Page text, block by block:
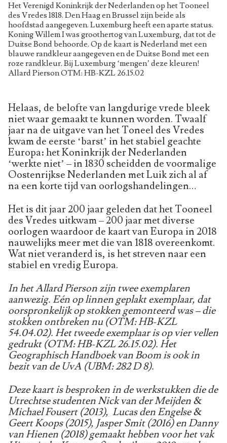
Het Verenigd Koninkrijk der Nederlanden op het Tooneel
des Vredes 1818. Den Haag en Brussel zijn beide als
hoofdstad aangegeven. Luxemburg heeft een aparte status.
Koning Willem I was groothertog van Luxemburg, dat tot de
Duitse Bond behoorde. Op de kaart is Nederland met een
blauwe randkleur aangegeven en de Duitse Bond met een
roze randkleur. Bij Luxemburg ‘mengen’ deze kleuren!
Allard Pierson OTM: HB-KZL 26.15.02
Helaas, de belofte van langdurige vrede bleek
niet waar gemaakt te kunnen worden. Twaalf
jaar na de uitgave van het Toneel des Vredes
kwam de eerste ‘barst’ in het stabiel geachte
Europa: het Koninkrijk der Nederlanden
‘werkte niet’ – in 1830 scheidden de voormalige
Oostenrijkse Nederlanden met Luik zich al af
na een korte tijd van oorlogshandelingen…
Het is dit jaar 200 jaar geleden dat het Tooneel
des Vredes uitkwam – 200 jaar met diverse
oorlogen waardoor de kaart van Europa in 2018
nauwelijks meer met die van 1818 overeenkomt.
Wat niet veranderd is, is het streven naar een
stabiel en vredig Europa.
In het Allard Pierson zijn twee exemplaren
aanwezig. Eén op linnen geplakt exemplaar, dat
oorspronkelijk op stokken gemonteerd was – die
stokken ontbreken nu (OTM: HB-KZL
54.04.02). Het tweede exemplaar is op vier vellen
gedrukt (OTM: HB-KZL 26.15.02). Het
Geographisch Handboek van Boom is ook in
bezit van de UvA (UBM: 282 D 8).
Deze kaart is besproken in de werkstukken die de
Utrechtse studenten Nick van der Meijden &
Michael Fousert (2013), Lucas den Engelse &
Geert Koops (2015), Jasper Smit (2016) en Danny
van Hienen (2018) gemaakt hebben voor het vak